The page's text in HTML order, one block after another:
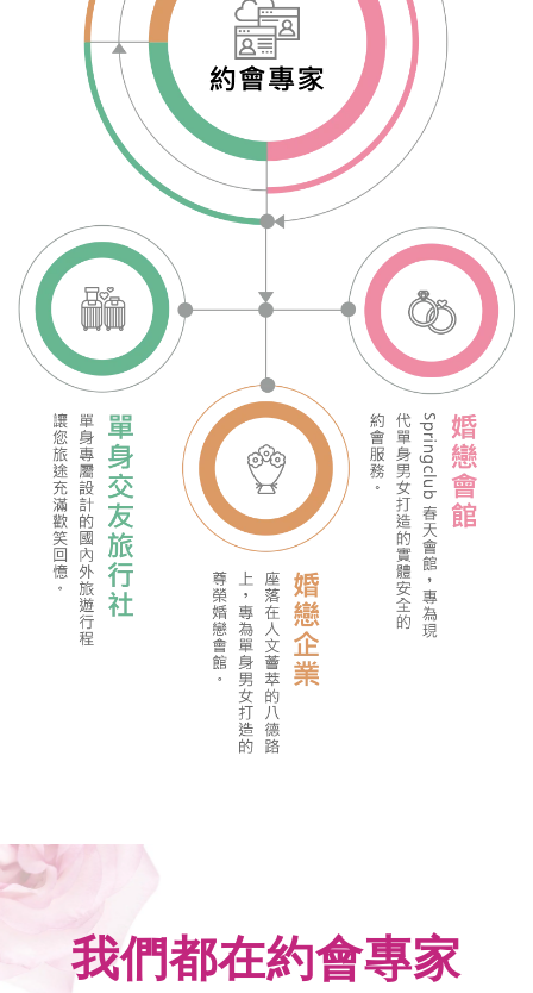
我們都在約會專家